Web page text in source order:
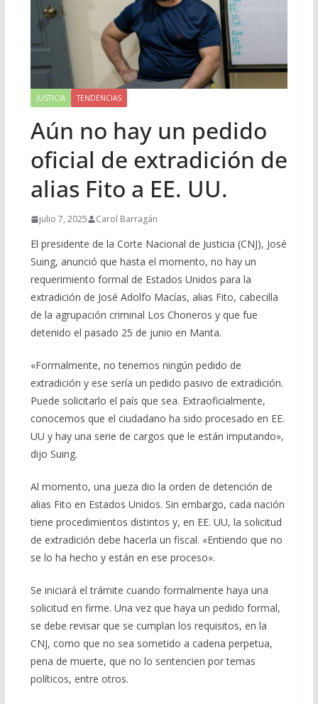
JUSTICIA TENDENCIAS
Aún no hay un pedido
oficial de extradición de
alias Fito a EE. UU.
julio 7, 2025 Carol Barragán
El presidente de la Corte Nacional de Justicia (CNJ), José
Suing, anunció que hasta el momento, no hay un
requerimiento formal de Estados Unidos para la
extradición de José Adolfo Macías, alias Fito, cabecilla
de la agrupación criminal Los Choneros y que fue
detenido el pasado 25 de junio en Manta.
«Formalmente, no tenemos ningún pedido de
extradición y ese sería un pedido pasivo de extradición.
Puede solicitarlo el país que sea. Extraoficialmente,
conocemos que el ciudadano ha sido procesado en EE.
UU y hay una serie de cargos que le están imputando»,
dijo Suing.
Al momento, una jueza dio la orden de detención de
alias Fito en Estados Unidos. Sin embargo, cada nación
tiene procedimientos distintos y, en EE. UU, la solicitud
de extradición debe hacerla un fiscal. «Entiendo que no
se lo ha hecho y están en ese proceso».
Se iniciará el trámite cuando formalmente haya una
solicitud en firme. Una vez que haya un pedido formal,
se debe revisar que se cumplan los requisitos, en la
CNJ, como que no sea sometido a cadena perpetua,
pena de muerte, que no lo sentencien por temas
políticos, entre otros.